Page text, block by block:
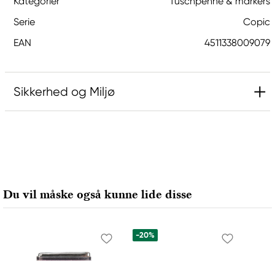
Serie
Copic
EAN
4511338009079
Sikkerhed og Miljø
65205 Wiesbaden, Germany
export@holtz-gmbh.de
Du vil måske også kunne lide disse
-20%